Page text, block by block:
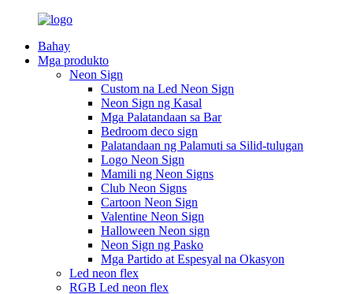
Bahay
Mga produkto
Neon Sign
Custom na Led Neon Sign
Neon Sign ng Kasal
Mga Palatandaan sa Bar
Bedroom deco sign
Palatandaan ng Palamuti sa Silid-tulugan
Logo Neon Sign
Mamili ng Neon Signs
Club Neon Signs
Cartoon Neon Sign
Valentine Neon Sign
Halloween Neon sign
Neon Sign ng Pasko
Mga Partido at Espesyal na Okasyon
Led neon flex
RGB Led neon flex